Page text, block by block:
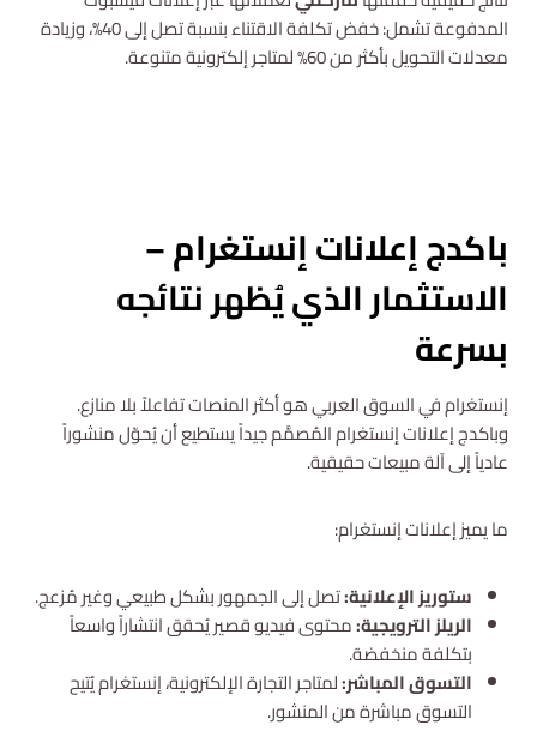
المدفوعة تشمل: خفض تكلفة الاقتناء بنسبة تصل إلى 40%، وزيادة
معدلات التحويل بأكثر من 60% لمتاجر إلكترونية متنوعة.
باكدج إعلانات إنستغرام –
الاستثمار الذي يُظهر نتائجه
بسرعة
إنستغرام في السوق العربي هو أكثر المنصات تفاعلاً بلا منازع.
وباكدج إعلانات إنستغرام المُصمَّم جيداً يستطيع أن يُحوّل منشوراً
عادياً إلى آلة مبيعات حقيقية.
ما يميز إعلانات إنستغرام:
ستوريز الإعلانية:تصل إلى الجمهور بشكل طبيعي وغير مُزعج.
الريلز الترويجية:محتوى فيديو قصير يُحقق انتشاراً واسعاً
بتكلفة منخفضة.
التسوق المباشر:لمتاجر التجارة الإلكترونية، إنستغرام يُتيح
التسوق مباشرة من المنشور.